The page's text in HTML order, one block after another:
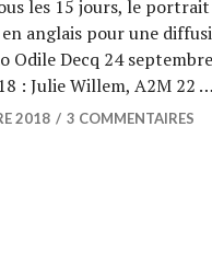
les 15 jours, le
anglais pour une
Odile Decq 24
: Julie Willem, A2M 22 …
2018 3 COMMENTAIRES